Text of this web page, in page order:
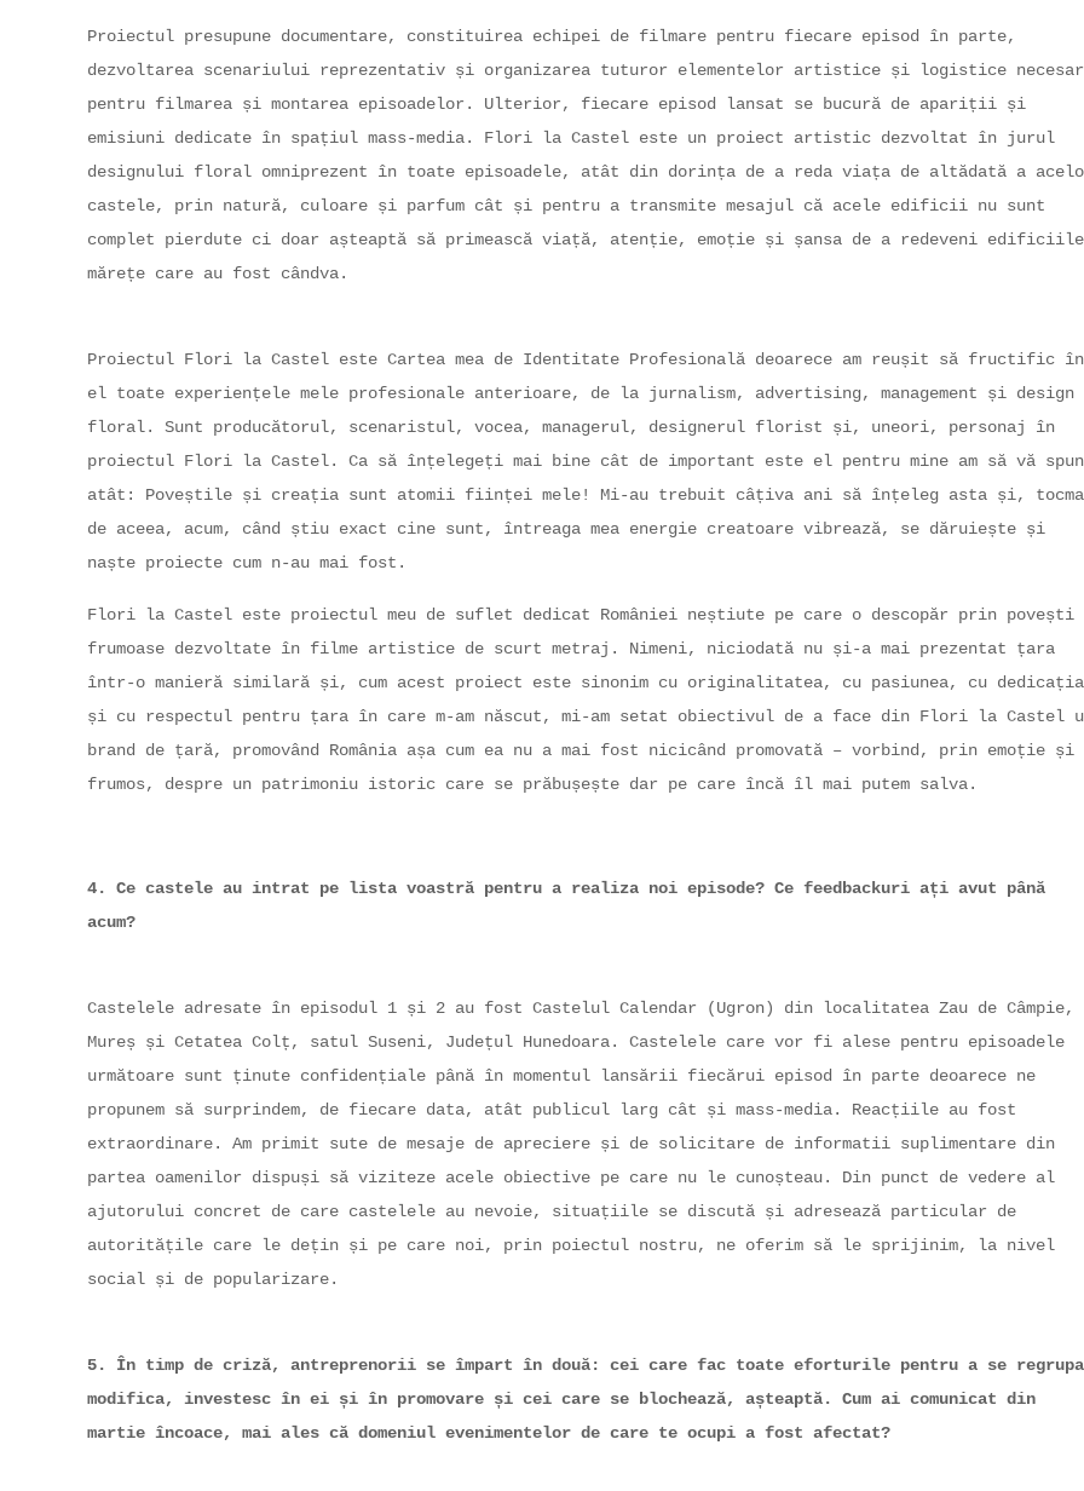
Proiectul presupune documentare, constituirea echipei de filmare pentru fiecare episod în parte,
dezvoltarea scenariului reprezentativ și organizarea tuturor elementelor artistice și logistice
pentru filmarea și montarea episoadelor. Ulterior, fiecare episod lansat se bucură de apariții și
emisiuni dedicate în spațiul mass-media. Flori la Castel este un proiect artistic dezvoltat în jurul
designului floral omniprezent în toate episoadele, atât din dorința de a reda viața de altădată a
castele, prin natură, culoare și parfum cât și pentru a transmite mesajul că acele edificii nu sunt
complet pierdute ci doar așteaptă să primească viață, atenție, emoție și șansa de a redeveni edificiile
mărețe care au fost cândva.
Proiectul Flori la Castel este Cartea mea de Identitate Profesională deoarece am reușit să fructific în
el toate experiențele mele profesionale anterioare, de la jurnalism, advertising, management și design
floral. Sunt producătorul, scenaristul, vocea, managerul, designerul florist și, uneori, personaj în
proiectul Flori la Castel. Ca să înțelegeți mai bine cât de important este el pentru mine am să vă spun
atât: Poveștile și creația sunt atomii ființei mele! Mi-au trebuit câțiva ani să înțeleg asta și,
de aceea, acum, când știu exact cine sunt, întreaga mea energie creatoare vibrează, se dăruiește și
naște proiecte cum n-au mai fost.
Flori la Castel este proiectul meu de suflet dedicat României neștiute pe care o descopăr prin povești
frumoase dezvoltate în filme artistice de scurt metraj. Nimeni, niciodată nu și-a mai prezentat țara
într-o manieră similară și, cum acest proiect este sinonim cu originalitatea, cu pasiunea, cu dedicația
și cu respectul pentru țara în care m-am născut, mi-am setat obiectivul de a face din Flori la Castel
brand de țară, promovând România așa cum ea nu a mai fost nicicând promovată – vorbind, prin emoție și
frumos, despre un patrimoniu istoric care se prăbușește dar pe care încă îl mai putem salva.
4. Ce castele au intrat pe lista voastră pentru a realiza noi episode? Ce feedbackuri ați avut până
acum?
Castelele adresate în episodul 1 și 2 au fost Castelul Calendar (Ugron) din localitatea Zau de Câmpie,
Mureș și Cetatea Colț, satul Suseni, Județul Hunedoara. Castelele care vor fi alese pentru episoadele
următoare sunt ținute confidențiale până în momentul lansării fiecărui episod în parte deoarece ne
propunem să surprindem, de fiecare data, atât publicul larg cât și mass-media. Reacțiile au fost
extraordinare. Am primit sute de mesaje de apreciere și de solicitare de informatii suplimentare din
partea oamenilor dispuși să viziteze acele obiective pe care nu le cunoșteau. Din punct de vedere al
ajutorului concret de care castelele au nevoie, situațiile se discută și adresează particular de
autoritățile care le dețin și pe care noi, prin poiectul nostru, ne oferim să le sprijinim, la nivel
social și de popularizare.
5. În timp de criză, antreprenorii se împart în două: cei care fac toate eforturile pentru a se
modifica, investesc în ei și în promovare și cei care se blochează, așteaptă. Cum ai comunicat din
martie încoace, mai ales că domeniul evenimentelor de care te ocupi a fost afectat?